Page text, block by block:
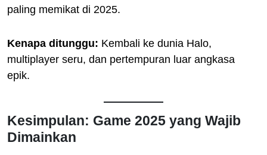
paling memikat di 2025.
Kenapa ditunggu: Kembali ke dunia Halo,
multiplayer seru, dan pertempuran luar angkasa
epik.
Kesimpulan: Game 2025 yang Wajib
Dimainkan